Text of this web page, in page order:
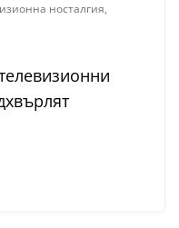
носталгия,